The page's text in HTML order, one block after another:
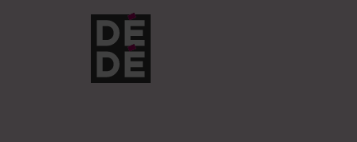
Skip to navigation
Skip to main content